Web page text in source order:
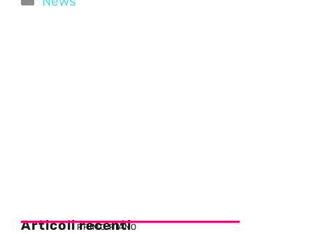
Articoli recenti
PRIMO PIANO